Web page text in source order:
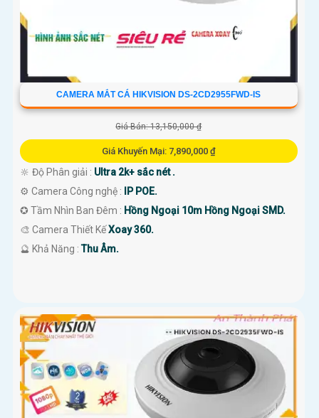
CAMERA MẮT CÁ HIKVISION DS-2CD2955FWD-IS
Giá Bán: 13,150,000 ₫
Giá Khuyến Mại: 7,890,000 ₫
🔆 Độ Phân giải : Ultra 2k+ sắc nét .
⚙ Camera Công nghệ :
IP POE.
✪ Tầm Nhìn Ban Đêm : Hồng Ngoại 10m Hồng Ngoại SMD.
🎨 Camera Thiết KếXoay 360.
️🔮 Khả Năng :Thu Âm.